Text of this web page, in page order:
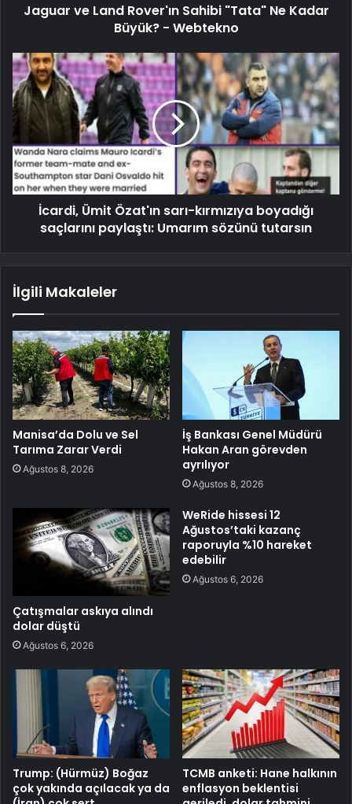
Jaguar ve Land Rover'ın Sahibi "Tata" Ne Kadar
Büyük? - Webtekno
İcardi, Ümit Özat'ın sarı-kırmızıya boyadığı
saçlarını paylaştı: Umarım sözünü tutarsın
İlgili Makaleler
Manisa’da Dolu ve Sel
Tarıma Zarar Verdi
Ağustos 8, 2026
İş Bankası Genel Müdürü
Hakan Aran görevden
ayrılıyor
Ağustos 8, 2026
Çatışmalar askıya alındı
dolar düştü
Ağustos 6, 2026
WeRide hissesi 12
Ağustos’taki kazanç
raporuyla %10 hareket
edebilir
Ağustos 6, 2026
Trump: (Hürmüz) Boğaz
çok yakında açılacak ya da
TCMB anketi: Hane halkının
enflasyon beklentisi